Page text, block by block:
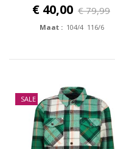
Bella
€ 40,00 € 79,99
Maat : 104/4 116/6
SALE